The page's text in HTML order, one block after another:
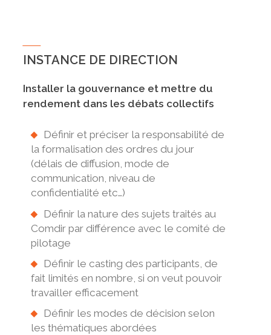
INSTANCE DE DIRECTION
Installer la gouvernance et mettre du
rendement dans les débats collectifs
Définir et préciser la responsabilité de
la formalisation des ordres du jour
(délais de diffusion, mode de
communication, niveau de
confidentialité etc…)
Définir la nature des sujets traités au
Comdir par différence avec le comité de
pilotage
Définir le casting des participants, de
fait limités en nombre, si on veut pouvoir
travailler efficacement
Définir les modes de décision selon
les thématiques abordées